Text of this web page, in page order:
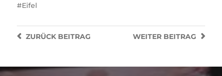
Eifel
WEITER BEITRAG
ZURÜCKBEITRAG